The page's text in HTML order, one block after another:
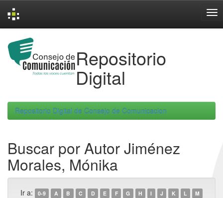
navigation
Repositorio
Digital
Repositorio Digital de Consejo de Comunicacion
Buscar por Autor Jiménez
Morales, Mónika
Ir a: 0-9 A B C D E F G H I J K L
M